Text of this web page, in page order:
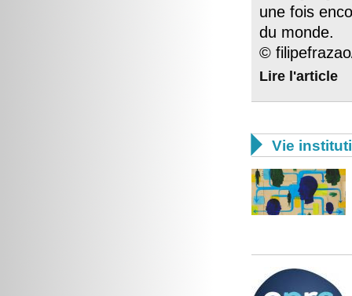
une fois
du monde.
©
Lire l'article
 Vie